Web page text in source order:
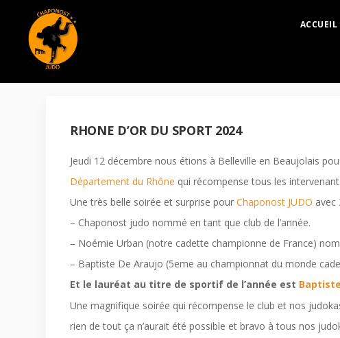
ACCUEIL
RHONE D’OR DU SPORT 2024
Jeudi 12 décembre nous étions à Belleville en Beaujolais
Département du Rhône qui récompense tous les
Une très belle soirée et surprise pour Chaponost JUDO avec
– Chaponost judo nommé en tant que club de l’année.
– Noémie Urban (notre cadette championne de France)
– Baptiste De Araujo (5eme au championnat du monde
Et le lauréat au titre de sportif de l’année est
Une magnifique soirée qui récompense le club et nos
rien de tout ça n’aurait été possible et bravo à tous nos